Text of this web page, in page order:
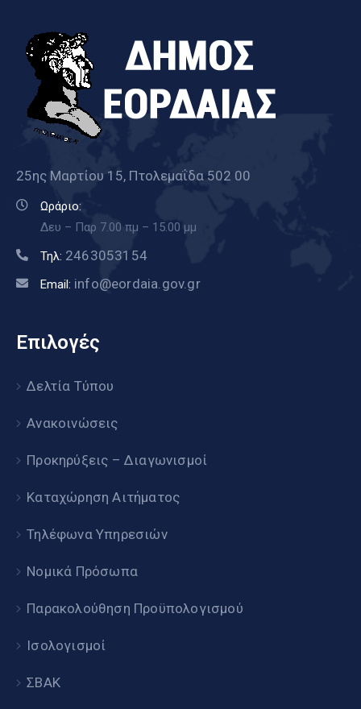
25ης Μαρτίου 15, Πτολεμαΐδα 502 00
Ωράριο:
Δευ – Παρ 7.00 πμ – 15.00 μμ
Τηλ: 2463053154
Email: info@eordaia.gov.gr
Επιλογές
Δελτία Τύπου
Ανακοινώσεις
Προκηρύξεις – Διαγωνισμοί
Καταχώρηση Αιτήματος
Τηλέφωνα Υπηρεσιών
Νομικά Πρόσωπα
Παρακολούθηση Προϋπολογισμού
Ισολογισμοί
ΣΒΑΚ